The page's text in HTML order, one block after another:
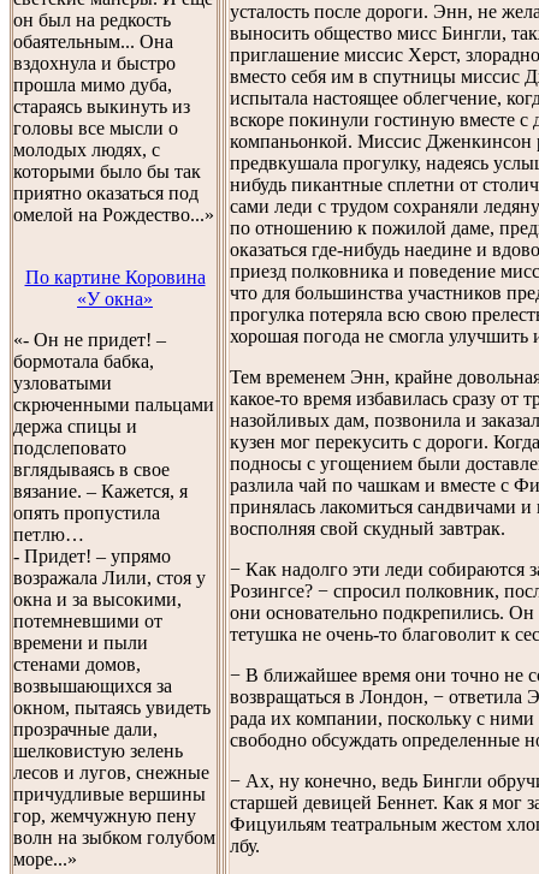
он был на редкость
обаятельным... Она
вздохнула и быстро
прошла мимо дуба,
стараясь выкинуть из
головы все мысли о
молодых людях, с
которыми было бы так
приятно оказаться под
омелой на Рождество...»
По картине Коровина
«У окна»
«- Он не придет! –
бормотала бабка,
узловатыми
скрюченными пальцами
держа спицы и
подслеповато
вглядываясь в свое
вязание. – Кажется, я
опять пропустила
петлю…
- Придет! – упрямо
возражала Лили, стоя у
окна и за высокими,
потемневшими от
времени и пыли
стенами домов,
возвышающихся за
окном, пытаясь увидеть
прозрачные дали,
шелковистую зелень
лесов и лугов, снежные
причудливые вершины
гор, жемчужную пену
волн на зыбком голубом
море...»
усталость после дороги. Энн, не
выносить общество мисс Бингли,
приглашение миссис Херст,
вместо себя им в спутницы миссис
испытала настоящее облегчение,
вскоре покинули гостиную вместе с
компаньонкой. Миссис Дженкинсон
предвкушала прогулку, надеясь
нибудь пикантные сплетни от
сами леди с трудом сохраняли
по отношению к пожилой даме,
оказаться где-нибудь наедине и
приезд полковника и поведение
что для большинства участников
прогулка потеряла всю свою
хорошая погода не смогла улучшить
Тем временем Энн, крайне
какое-то время избавилась сразу от
назойливых дам, позвонила и
кузен мог перекусить с дороги.
подносы с угощением были
разлила чай по чашкам и вместе с
принялась лакомиться сандвичами
восполняя свой скудный завтрак.
− Как надолго эти леди собираются
Розингсе? − спросил полковник,
они основательно подкрепились. Он
тетушка не очень-то благоволит к
− В ближайшее время они точно не
возвращаться в Лондон, − ответила
рада их компании, поскольку с
свободно обсуждать определенные
− Ах, ну конечно, ведь Бингли
старшей девицей Беннет. Как я мог
Фицуильям театральным жестом
лбу.